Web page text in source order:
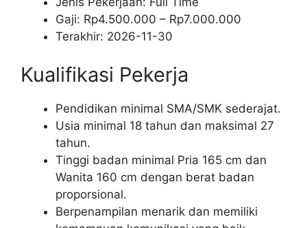
Gaji: Rp4.500.000 – Rp7.000.000
Terakhir: 2026-11-30
Kualifikasi Pekerja
Pendidikan minimal SMA/SMK sederajat.
Usia minimal 18 tahun dan maksimal 27
tahun.
Tinggi badan minimal Pria 165 cm dan
Wanita 160 cm dengan berat badan
proporsional.
Berpenampilan menarik dan memiliki